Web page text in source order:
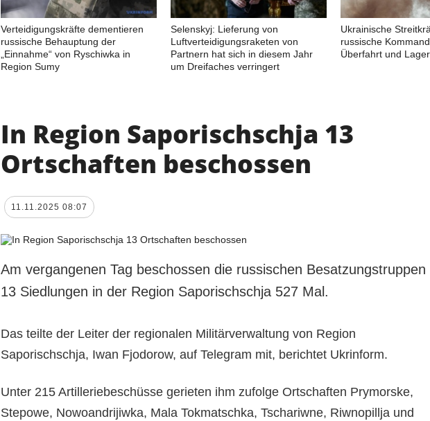
Verteidigungskräfte dementieren
russische Behauptung der
„Einnahme“ von Ryschiwka in
Region Sumy
Selenskyj: Lieferung von
Luftverteidigungsraketen von
Partnern hat sich in diesem Jahr
um Dreifaches verringert
Ukrainische
russische
Überfahrt und Lager
In Region Saporischschja 13
Ortschaften beschossen
11.11.2025 08:07
Am vergangenen Tag beschossen die russischen Besatzungstruppen
13 Siedlungen in der Region Saporischschja 527 Mal.
Das teilte der Leiter der regionalen Militärverwaltung von Region
Saporischschja, Iwan Fjodorow, auf Telegram mit, berichtet Ukrinform.
Unter 215 Artilleriebeschüsse gerieten ihm zufolge Ortschaften Prymorske,
Stepowe, Nowoandrijiwka, Mala Tokmatschka, Tschariwne, Riwnopillja und